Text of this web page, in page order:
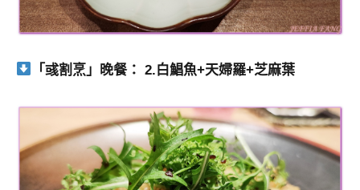
「彧割烹」晚餐： 2.白鯧魚+天婦羅+芝麻葉